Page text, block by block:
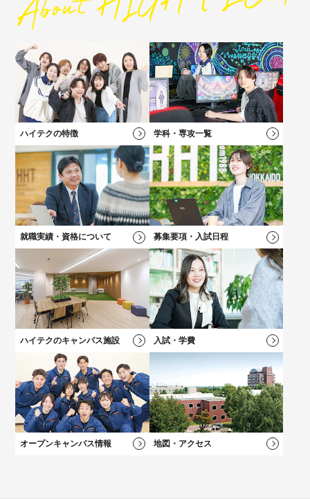
オススメのコンテンツ
自分の「好き！」が見つかる！
好きなメニューを選べる★オープンキャンパス
募集要項・入試情報 学費について
学科一覧を見る 総合型選抜（AO）入試
社会人・フリーターの方にオススメのコンテンツ
キャリアチェンジをお考えの方にオススメの説明会！
卒業後も万全！
就職サポート
負担を軽減！
学費サポート
高校2年生向けのイベントや最新情報、進路選びについてはこち
ら！
学科一覧を見る 学費について
新キャンパス完成！
施設・設備
大学？專門？
迷っている方へ
保護者の方にオススメのコンテンツ
保護者の方向けのご案内、学費説明動画はコチラ
卒業後も万全！
就職サポート
負担を軽減！
学費サポート
ハイテクの特徴 学科・専攻一覧
就職実績・資格について 募集要項・入試日程
ハイテクのキャンパス施設 入試・学費
オープンキャンパス情報 地図・アクセス